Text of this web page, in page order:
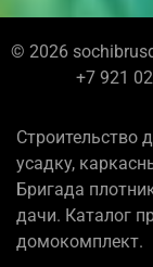
© 2026
+7 921
Строительство
усадку,
Бригада
дачи. Каталог
домокомплект.